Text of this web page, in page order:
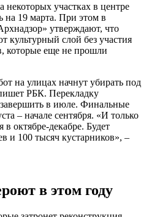
участках в центре
на 19 марта. При этом в
утверждают, что
культурный слой без участия
которые еще не прошли
на улицах начнут убирать под
РБК. Перекладку
в июле. Финальные
– начале сентября. «И только
в октябре-декабре. Будет
и 100 тысяч кустарников», –
в этом году